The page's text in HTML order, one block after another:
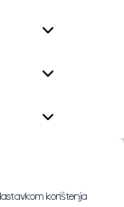
korištenja